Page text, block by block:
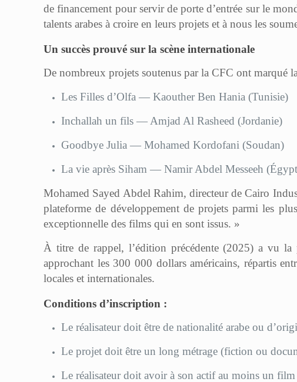
de financement pour servir de porte d’entrée sur le
talents arabes à croire en leurs projets et à nous les
Un succès prouvé sur la scène internationale
De nombreux projets soutenus par la CFC ont marqué
Les Filles d’Olfa — Kaouther Ben Hania (Tunisie)
Inchallah un fils — Amjad Al Rasheed (Jordanie)
Goodbye Julia — Mohamed Kordofani (Soudan)
La vie après Siham — Namir Abdel Messeeh
Mohamed Sayed Abdel Rahim, directeur de Cairo
plateforme de développement de projets parmi les
exceptionnelle des films qui en sont issus. »
À titre de rappel, l’édition précédente (2025) a vu
approchant les 300 000 dollars américains, répartis
locales et internationales.
Conditions d’inscription :
Le réalisateur doit être de nationalité arabe ou
Le projet doit être un long métrage (fiction ou
Le réalisateur doit avoir à son actif au moins un